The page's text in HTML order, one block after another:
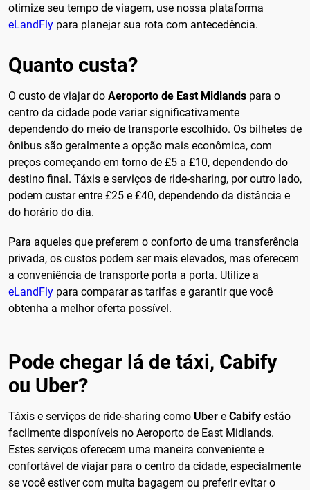
otimize seu tempo de viagem, use nossa plataforma
eLandFly para planejar sua rota com antecedência.
Quanto custa?
O custo de viajar do Aeroporto de East Midlands para o
centro da cidade pode variar significativamente
dependendo do meio de transporte escolhido. Os bilhetes de
ônibus são geralmente a opção mais econômica, com
preços começando em torno de £5 a £10, dependendo do
destino final. Táxis e serviços de ride-sharing, por outro lado,
podem custar entre £25 e £40, dependendo da distância e
do horário do dia.
Para aqueles que preferem o conforto de uma transferência
privada, os custos podem ser mais elevados, mas oferecem
a conveniência de transporte porta a porta. Utilize a
eLandFly para comparar as tarifas e garantir que você
obtenha a melhor oferta possível.
Pode chegar lá de táxi, Cabify
ou Uber?
Táxis e serviços de ride-sharing como Uber e Cabify estão
facilmente disponíveis no Aeroporto de East Midlands.
Estes serviços oferecem uma maneira conveniente e
confortável de viajar para o centro da cidade, especialmente
se você estiver com muita bagagem ou preferir evitar o